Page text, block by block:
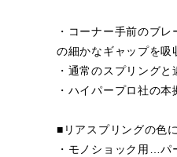
・コーナー手前のブ
の細かなギャップを吸
・通常のスプリング
・ハイパープロ社の
■リアスプリングの色
・モノショック用…パ